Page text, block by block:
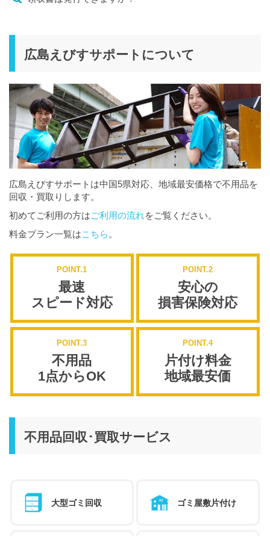
広島えびすサポートについて
広島えびすサポートは中国5県対応、地域最安価格で不用品を
回収・買取りします。
初めてご利用の方はご利用の流れをご覧ください。
料金プラン一覧はこちら 。
POINT.1
最速
スピード対応
POINT.2
安心の
損害保険対応
POINT.3
不用品
1点からOK
POINT.4
片付け料金
地域最安価
不用品回収･買取サービス
大型ゴミ回収 ゴミ屋敷片付け